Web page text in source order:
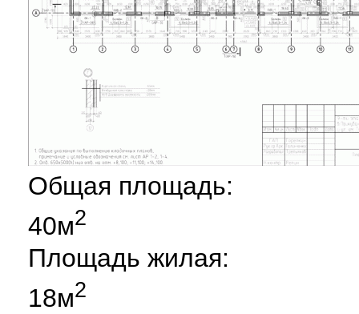
Общая площадь:
40м2
Площадь жилая:
18м2